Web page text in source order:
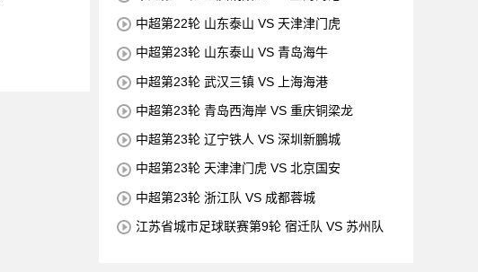
中超第22轮 山东泰山 VS 天津津门虎
中超第23轮 山东泰山 VS 青岛海牛
中超第23轮 武汉三镇 VS 上海海港
中超第23轮 青岛西海岸 VS 重庆铜梁龙
中超第23轮 辽宁铁人 VS 深圳新鵬城
中超第23轮 天津津门虎 VS 北京国安
中超第23轮 浙江队 VS 成都蓉城
江苏省城市足球联赛第9轮 宿迁队 VS 苏州队